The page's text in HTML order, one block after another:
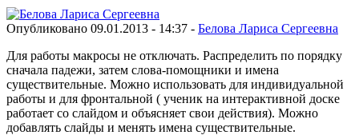
Опубликовано 09.01.2013 - 14:37 - Белова Лариса Сергеевна
Для работы макросы не отключать. Распределить по порядку
сначала падежи, затем слова-помощники и имена
существительные. Можно использовать для индивидуальной
работы и для фронтальной ( ученик на интерактивной доске
работает со слайдом и объясняет свои действия). Можно
добавлять слайды и менять имена существительные.